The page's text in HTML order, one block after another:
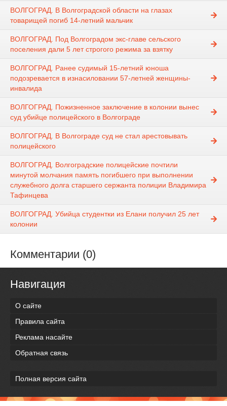
ВОЛГОГРАД. В Волгоградской области на глазах
товарищей погиб 14-летний мальчик
ВОЛГОГРАД. Под Волгоградом экс-главе сельского
поселения дали 5 лет строгого режима за взятку
ВОЛГОГРАД. Ранее судимый 15-летний юноша
подозревается в изнасиловании 57-летней женщины-
инвалида
ВОЛГОГРАД. Пожизненное заключение в колонии вынес
суд убийце полицейского в Волгограде
ВОЛГОГРАД. В Волгограде суд не стал арестовывать
полицейского
ВОЛГОГРАД. Волгоградские полицейские почтили
минутой молчания память погибшего при выполнении
служебного долга старшего сержанта полиции Владимира
Тафинцева
ВОЛГОГРАД. Убийца студентки из Елани получил 25 лет
колонии
Комментарии (0)
Навигация
О сайте
Правила сайта
Реклама насайте
Обратная связь
Полная версия сайта